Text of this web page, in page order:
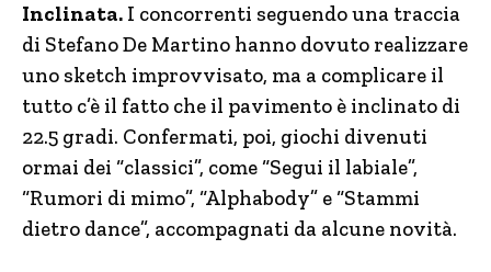
Inclinata. I concorrenti seguendo una traccia
di Stefano De Martino hanno dovuto realizzare
uno sketch improvvisato, ma a complicare il
tutto c’è il fatto che il pavimento è inclinato di
22.5 gradi. Confermati, poi, giochi divenuti
ormai dei “classici”, come “Segui il labiale”,
“Rumori di mimo”, “Alphabody” e “Stammi
dietro dance”, accompagnati da alcune novità.